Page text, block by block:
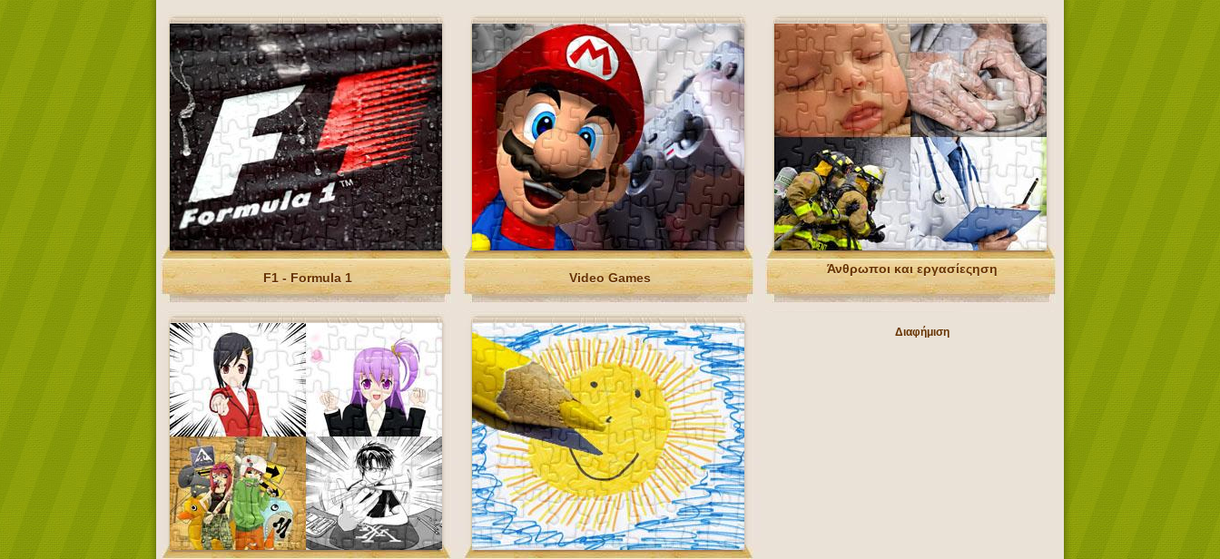
F1 - Formula 1 Video Games
Άνθρωποι και εργασίεςηση
Διαφήμιση